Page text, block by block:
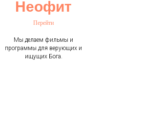
Неофит
Перейти
Мы делаем фильмы и
программы для верующих и
ищущих Бога.